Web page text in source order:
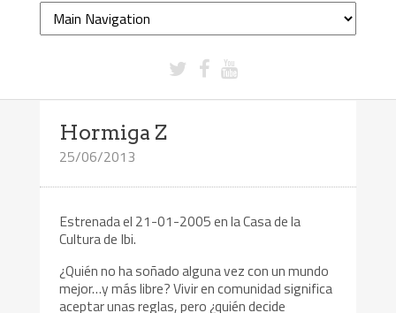
Hormiga Z
25/06/2013
Estrenada el 21-01-2005 en la Casa de la
Cultura de Ibi.
¿Quién no ha soñado alguna vez con un mundo
mejor…y más libre? Vivir en comunidad significa
aceptar unas reglas, pero ¿quién decide